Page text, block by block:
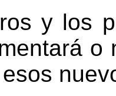
y los
o